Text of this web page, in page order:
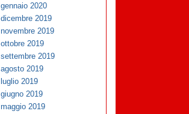
gennaio 2020
dicembre 2019
novembre 2019
ottobre 2019
settembre 2019
agosto 2019
luglio 2019
giugno 2019
maggio 2019